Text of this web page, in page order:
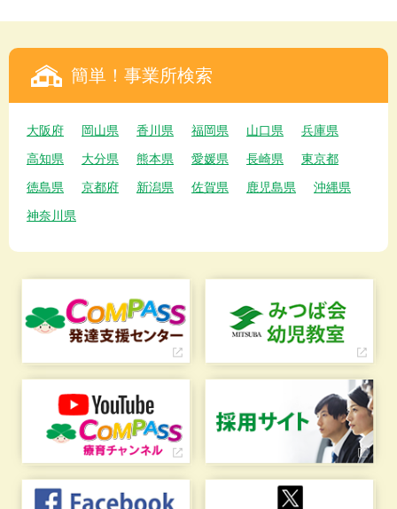
簡単！事業所検索
大阪府 岡山県 香川県 福岡県 山口県
兵庫県
高知県
大分県 熊本県 愛媛県 長崎県
東京都
徳島県
京都府 新潟県 佐賀県 鹿児島県
沖縄県
神奈川県